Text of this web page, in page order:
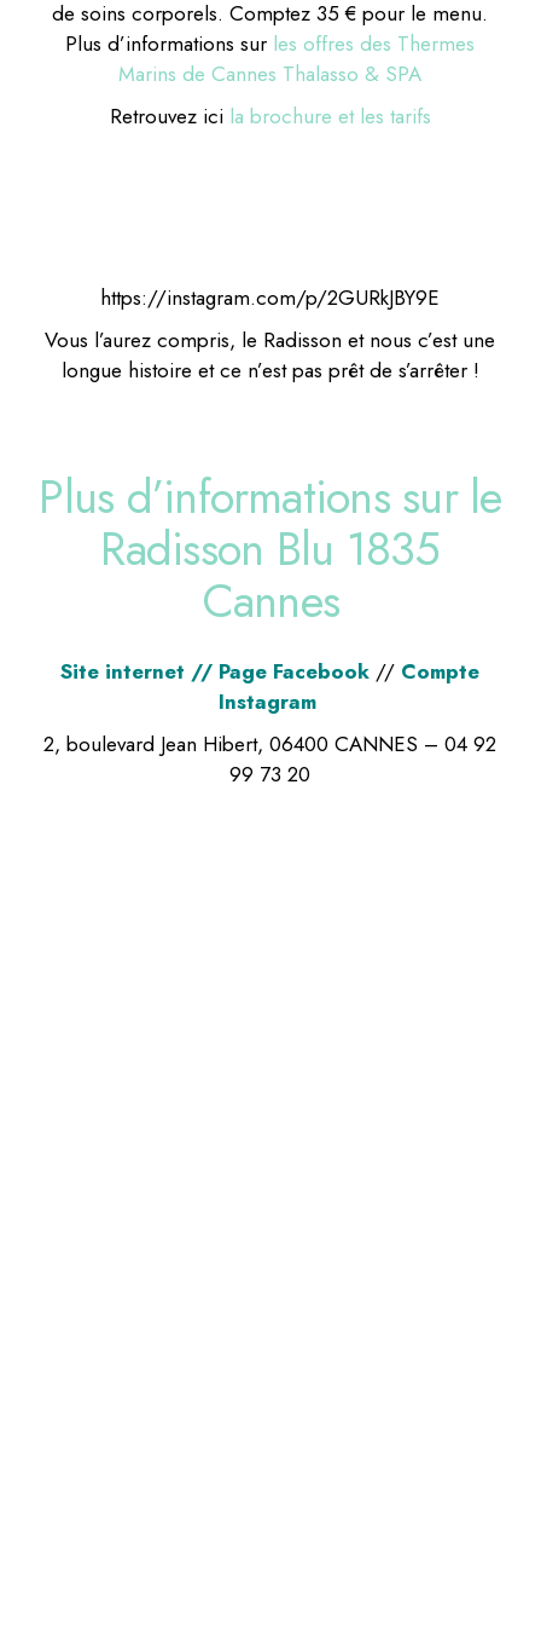
de soins corporels. Comptez 35 € pour le menu.
Plus d’informations sur les offres des Thermes
Marins de Cannes Thalasso & SPA
Retrouvez ici la brochure et les tarifs
https://instagram.com/p/2GURkJBY9E
Vous l’aurez compris, le Radisson et nous c’est une
longue histoire et ce n’est pas prêt de s’arrêter !
Plus d’informations sur le
Radisson Blu 1835
Cannes
Site internet // Page Facebook // Compte
Instagram
2, boulevard Jean Hibert, 06400 CANNES – 04 92
99 73 20